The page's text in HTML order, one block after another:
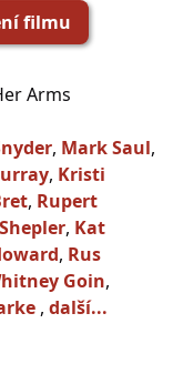
filmu
Arms
, Mark Saul,
, Kristi
, Rupert
, Kat
, Rus
Goin,
, další...